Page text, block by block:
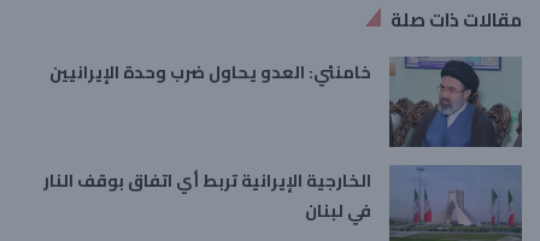
مقالات ذات صلة
خامنئي: العدو يحاول ضرب وحدة الإيرانيين
الخارجية الإيرانية تربط أي اتفاق بوقف النار
في لبنان